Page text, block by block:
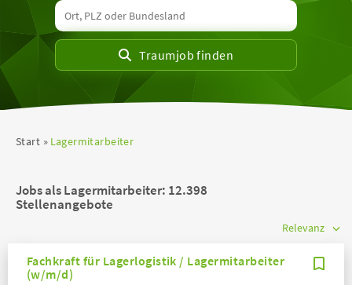
Start Lagermitarbeiter
Jobs als Lagermitarbeiter: 12.398
Stellenangebote
Fachkraft für Lagerlogistik / Lagermitarbeiter
(w/m/d)